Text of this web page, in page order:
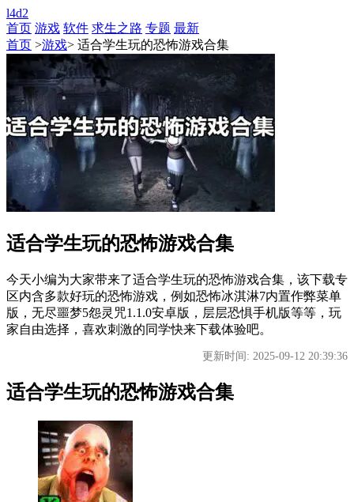
l4d2
首页 游戏 软件 求生之路 专题 最新
首页 >游戏> 适合学生玩的恐怖游戏合集
适合学生玩的恐怖游戏合集
今天小编为大家带来了适合学生玩的恐怖游戏合集，该下载专
区内含多款好玩的恐怖游戏，例如恐怖冰淇淋7内置作弊菜单
版，无尽噩梦5怨灵咒1.1.0安卓版，层层恐惧手机版等等，玩
家自由选择，喜欢刺激的同学快来下载体验吧。
更新时间: 2025-09-12 20:39:36
适合学生玩的恐怖游戏合集